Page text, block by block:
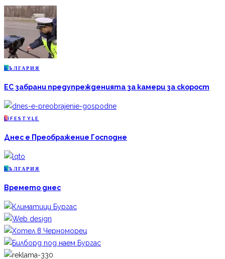
Б ЪЛГАРИЯ
ЕС забрани предупрежденията за камери за скорост
L IFESTYLE
Днес е Преображение Господне
Б ЪЛГАРИЯ
Времето днес